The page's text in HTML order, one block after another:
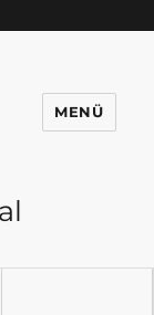
MENÜ